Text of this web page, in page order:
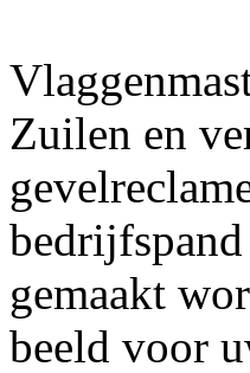
Zuilen en
gemaakt
beeld voor